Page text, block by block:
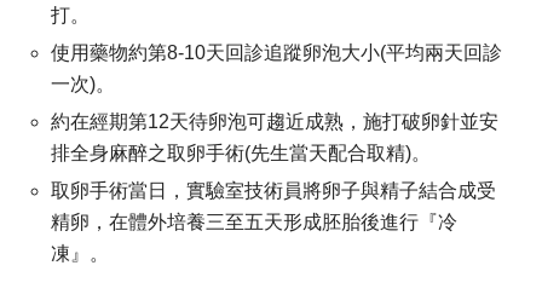
打。
使用藥物約第8-10天回診追蹤卵泡大小(平均兩天回診
一次)。
約在經期第12天待卵泡可趨近成熟，施打破卵針並安
排全身麻醉之取卵手術(先生當天配合取精)。
取卵手術當日，實驗室技術員將卵子與精子結合成受
精卵，在體外培養三至五天形成胚胎後進行『冷
凍』。